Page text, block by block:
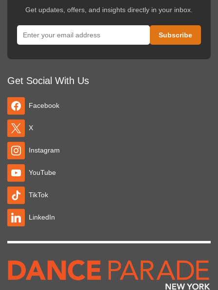
Get updates, offers, and insights directly in your inbox.
Get Social With Us
Facebook
X
Instagram
YouTube
TikTok
LinkedIn